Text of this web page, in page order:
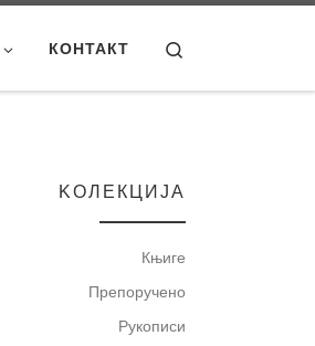
КОНТАКТ
KOЛЕКЦИЈА
Књиге
Препоручено
Рукописи